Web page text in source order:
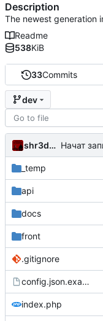
33Commits
dev
shr3dd3r
_temp
api
docs
front
.gitignore
config.json.example
index.php
Description
The newest generation
Readme
538KiB